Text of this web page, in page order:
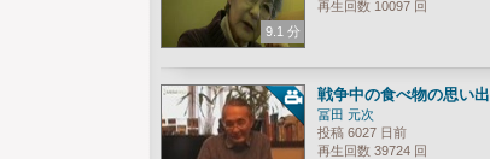
9.1 分
再生回数 10097 回
戦争中の食べ物の思い出
冨田 元次
投稿 6027 日前
再生回数 39724 回